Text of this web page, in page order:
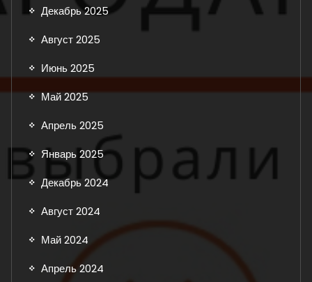
Декабрь 2025
Август 2025
Июнь 2025
Май 2025
Апрель 2025
Январь 2025
Декабрь 2024
Август 2024
Май 2024
Апрель 2024